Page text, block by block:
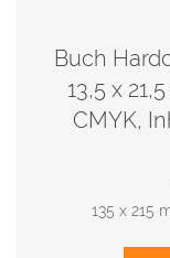
Buch
13,5 x
CMYK,
135 x 215